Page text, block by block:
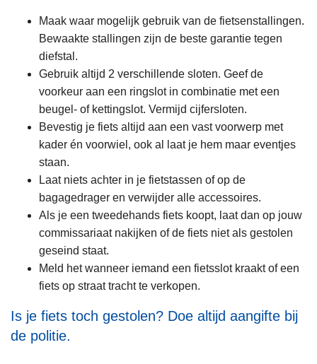
Maak waar mogelijk gebruik van de fietsenstallingen.
Bewaakte stallingen zijn de beste garantie tegen
diefstal.
Gebruik altijd 2 verschillende sloten. Geef de
voorkeur aan een ringslot in combinatie met een
beugel- of kettingslot. Vermijd cijfersloten.
Bevestig je fiets altijd aan een vast voorwerp met
kader én voorwiel, ook al laat je hem maar eventjes
staan.
Laat niets achter in je fietstassen of op de
bagagedrager en verwijder alle accessoires.
Als je een tweedehands fiets koopt, laat dan op jouw
commissariaat nakijken of de fiets niet als gestolen
geseind staat.
Meld het wanneer iemand een fietsslot kraakt of een
fiets op straat tracht te verkopen.
Is je fiets toch gestolen? Doe altijd aangifte bij
de politie.